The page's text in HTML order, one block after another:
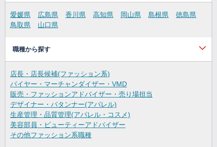
愛媛県 広島県 香川県 高知県 岡山県 島根県
徳島県
鳥取県
山口県
職種から探す
店長・店長候補(ファッション系)
バイヤー・マーチャンダイザー・VMD
販売・ファッションアドバイザー・売り場担当
デザイナー・パタンナー(アパレル)
生産管理・品質管理(アパレル・コスメ)
美容部員・ビューティーアドバイザー
その他ファッション系職種